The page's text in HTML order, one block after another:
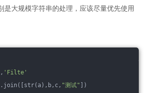
是大规模字符串的处理，应该尽量优先使用
, 'Filte'
.join([str(a),b,c, "测试" ])